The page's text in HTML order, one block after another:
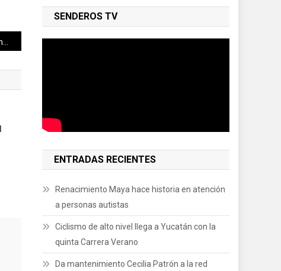
SENDEROS TV
ENTRADAS RECIENTES
Renacimiento Maya hace historia en atención
a personas autistas
Ciclismo de alto nivel llega a Yucatán con la
quinta Carrera Verano
Da mantenimiento Cecilia Patrón a la red